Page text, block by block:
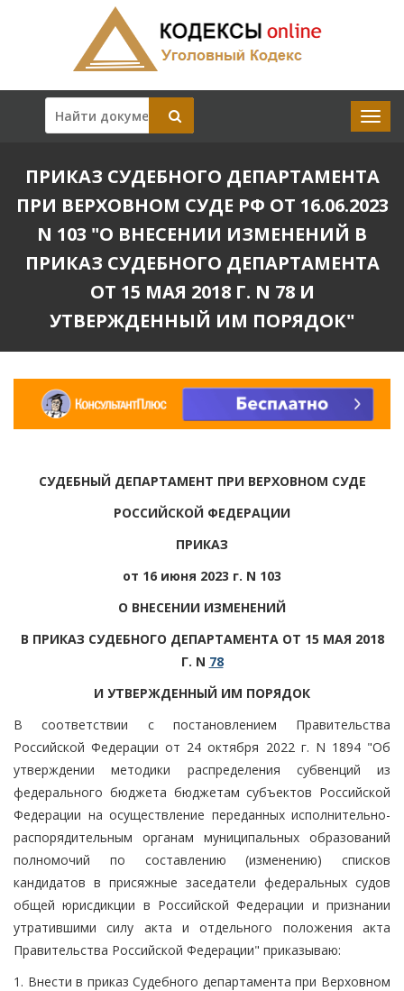
ПРИКАЗ СУДЕБНОГО ДЕПАРТАМЕНТА
ПРИ ВЕРХОВНОМ СУДЕ РФ ОТ 16.06.2023
N 103 "О ВНЕСЕНИИ ИЗМЕНЕНИЙ В
ПРИКАЗ СУДЕБНОГО ДЕПАРТАМЕНТА
ОТ 15 МАЯ 2018 Г. N 78 И
УТВЕРЖДЕННЫЙ ИМ ПОРЯДОК"
СУДЕБНЫЙ ДЕПАРТАМЕНТ ПРИ ВЕРХОВНОМ СУДЕ
РОССИЙСКОЙ ФЕДЕРАЦИИ
ПРИКАЗ
от 16 июня 2023 г. N 103
О ВНЕСЕНИИ ИЗМЕНЕНИЙ
В ПРИКАЗ СУДЕБНОГО ДЕПАРТАМЕНТА ОТ 15 МАЯ 2018
Г. N 78
И УТВЕРЖДЕННЫЙ ИМ ПОРЯДОК
В соответствии с постановлением Правительства
Российской Федерации от 24 октября 2022 г. N 1894 "Об
утверждении методики распределения субвенций из
федерального бюджета бюджетам субъектов Российской
Федерации на осуществление переданных исполнительно-
распорядительным органам муниципальных образований
полномочий по составлению (изменению) списков
кандидатов в присяжные заседатели федеральных судов
общей юрисдикции в Российской Федерации и признании
утратившими силу акта и отдельного положения акта
Правительства Российской Федерации" приказываю:
1. Внести в приказ Судебного департамента при Верховном